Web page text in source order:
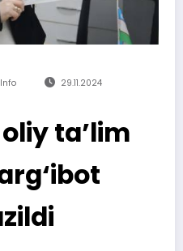
29.11.2024
ta’lim